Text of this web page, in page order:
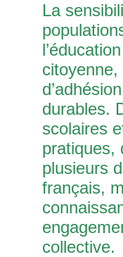
La
durables.
scolaires
pratiques,
plusieurs
français,
collective.